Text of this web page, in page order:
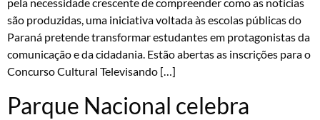
pela necessidade crescente de compreender como as notícias
são produzidas, uma iniciativa voltada às escolas públicas do
Paraná pretende transformar estudantes em protagonistas da
comunicação e da cidadania. Estão abertas as inscrições para o
Concurso Cultural Televisando […]
Parque Nacional celebra